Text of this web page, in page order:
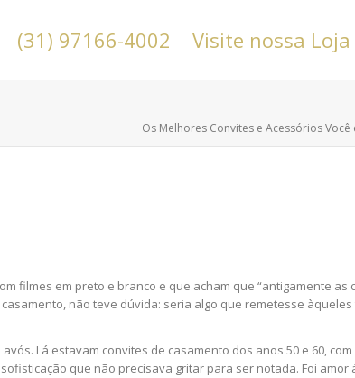
(31) 97166-4002 Visite nossa
Os Melhores Convites e Acessórios
filmes em preto e branco e que acham que “antigamente as
não teve dúvida: seria algo que remetesse àqueles
Lá estavam convites de casamento dos anos 50 e 60,
que não precisava gritar para ser notada. Foi amor